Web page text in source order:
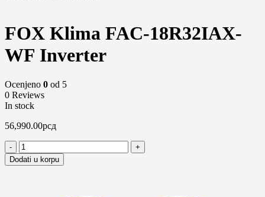
FOX Klima FAC-18R32IAX-
WF Inverter
Ocenjeno 0 od 5
0 Reviews
In stock
56,990.00рсд
Dodati u korpu